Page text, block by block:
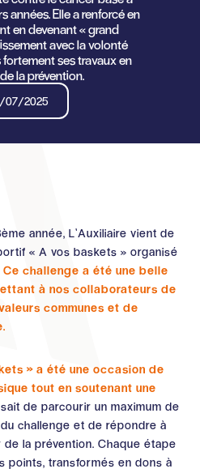
années. Elle a renforcé en
en devenant « grand
avec la volonté
ses travaux en
la prévention.
07/2025
année, L’Auxiliaire vient de
« A vos baskets » organisé
Ce challenge a été une belle
à nos collaborateurs de
communes et de
» a été une occasion de
tout en soutenant une
de parcourir un maximum de
challenge et de répondre à
la prévention. Chaque étape
points, transformés en dons à